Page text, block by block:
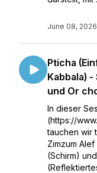
June 08, 2026
Pticha
Kabbala)
und Or
In dieser
(https://
tauchen wir
Zimzum
(Schirm)